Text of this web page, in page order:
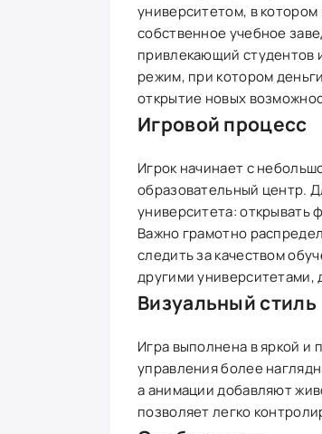
университетом, в котором
собственное учебное
привлекающий студентов
режим, при котором
открытие новых
Игровой процесс
Игрок начинает с
образовательный центр.
университета: открывать
Важно грамотно
следить за качеством
другими университетами,
Визуальный стиль
Игра выполнена в яркой и
управления более
а анимации добавляют
позволяет легко